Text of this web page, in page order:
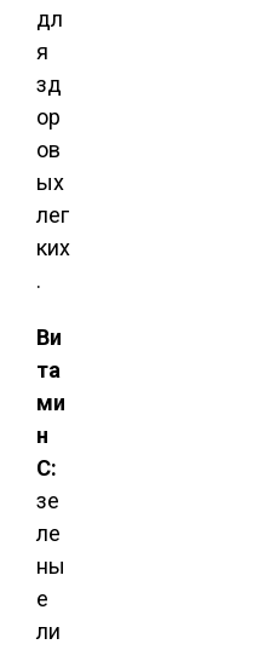
дл
я
зд
ор
ов
ых
лег
ких
.
Ви
та
ми
н
С:
зе
ле
ны
е
ли